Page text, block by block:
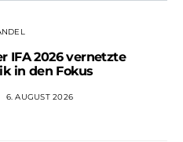
IFA 2026 vernetzte
in den Fokus
6. AUGUST 2026